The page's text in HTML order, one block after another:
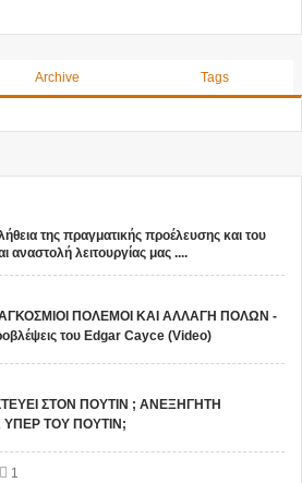
Archive Tags
της πραγματικής προέλευσης και του
αναστολή λειτουργίας μας ....
ΠΟΛΕΜΟΙ ΚΑΙ ΑΛΛΑΓΗ ΠΟΛΩΝ -
του Edgar Cayce (Video)
ΣΤΟΝ ΠΟΥΤΙΝ ; ΑΝΕΞΗΓΗΤΗ
ΤΟΥ ΠΟΥΤΙΝ;
1